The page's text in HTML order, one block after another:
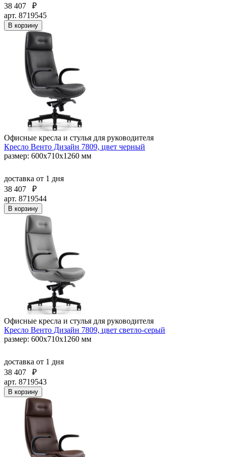
38 407
₽
арт. 8719545
В корзину
Офисные кресла и стулья для руководителя
Кресло Венто Дизайн 7809, цвет черный
размер: 600х710х1260 мм
доставка от 1 дня
38 407
₽
арт. 8719544
В корзину
Офисные кресла и стулья для руководителя
Кресло Венто Дизайн 7809, цвет светло-серый
размер: 600х710х1260 мм
доставка от 1 дня
38 407
₽
арт. 8719543
В корзину